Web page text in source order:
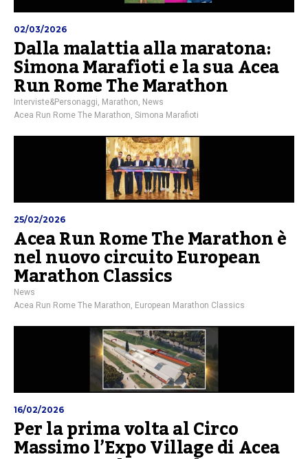
02/03/2026
Dalla malattia alla maratona:
Simona Marafioti e la sua Acea
Run Rome The Marathon
Interviste&Personaggi, Marathon, News
Acea Run Rome The Marathon, Simona Marafioti
25/02/2026
Acea Run Rome The Marathon è
nel nuovo circuito European
Marathon Classics
News
Acea Run Rome The Marathon, European Marathon Classics
16/02/2026
Per la prima volta al Circo
Massimo l’Expo Village di Acea